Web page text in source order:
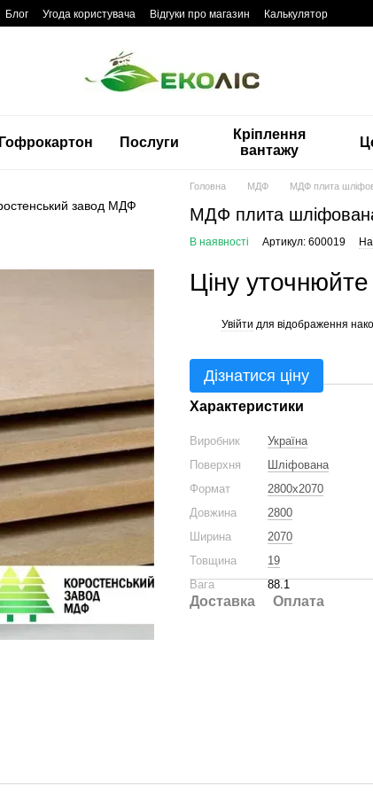
Блог Угода користувача Відгуки про магазин Калькулятор
Гофрокартон Послуги
Кріплення
вантажу
Головна МДФ МДФ плита
МДФ плита
В наявності Артикул: 600019
Ціну уточнюйте
Увійти для відображення
Дізнатися ціну
Характеристики
Виробник
Україна
Поверхня
Шліфована
Формат
2800x2070
Довжина
2800
Ширина
2070
Товщина
19
Вага
88.1
Доставка Оплата